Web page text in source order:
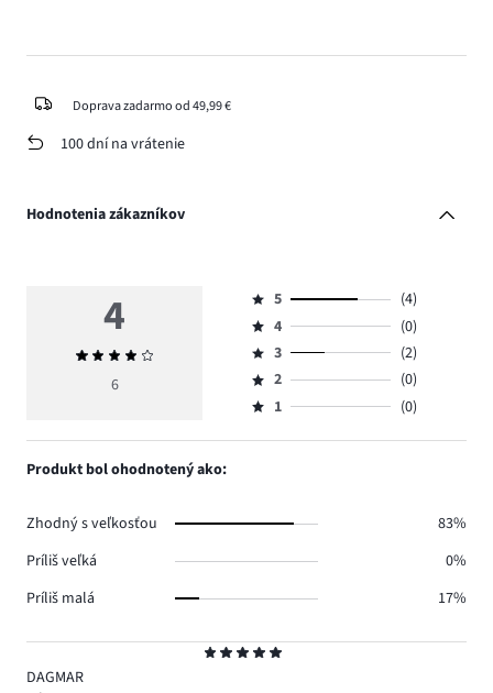
Doprava zadarmo od 49,99 €
100 dní na vrátenie
Hodnotenia zákazníkov
5
DAGMAR
4
Priemerné
hodnotenie
6
Hodnotenie
5,
počet
hlasov
4.
5
(4)
Hodnotenie
4,
počet
hlasov
4
(0)
Hodnotenie
3,
počet
3
(2)
Hodnotenie
2,
2
(0)
Hodnotenie
1,
1 (0)
Produkt bol ohodnotený ako:
Zhodný s veľkosťou
83%
Príliš veľká
0%
Príliš malá
17%